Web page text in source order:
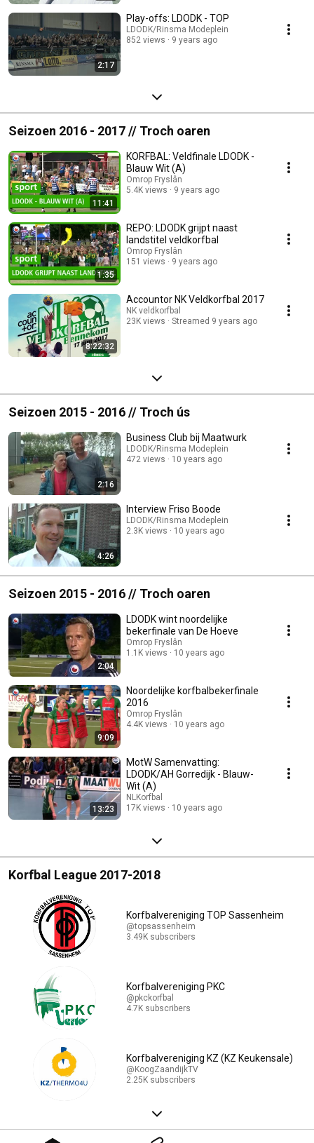
2:17
Play-offs: LDODK - TOP
LDODK/Rinsma Modeplein
852 views
9 years ago
Seizoen 2016 - 2017 // Troch oaren
11:41
KORFBAL: Veldfinale LDODK -
Blauw Wit (A)
Omrop Fryslân
5.4K views
9 years ago
1:35
REPO: LDODK grijpt naast
landstitel veldkorfbal
Omrop Fryslân
151 views
9 years ago
8:22:32
Accountor NK Veldkorfbal 2017
NK veldkorfbal
23K views
Streamed 9 years ago
Seizoen 2015 - 2016 // Troch ús
2:16
Business Club bij Maatwurk
LDODK/Rinsma Modeplein
472 views
10 years ago
4:26
Interview Friso Boode
LDODK/Rinsma Modeplein
2.3K views
10 years ago
Seizoen 2015 - 2016 // Troch oaren
2:04
LDODK wint noordelijke
bekerfinale van De Hoeve
Omrop Fryslân
1.1K views
10 years ago
9:09
Noordelijke korfbalbekerfinale
2016
Omrop Fryslân
4.4K views
10 years ago
13:23
MotW Samenvatting:
LDODK/AH Gorredijk - Blauw-
Wit (A)
NLKorfbal
17K views
10 years ago
Korfbal League 2017-2018
Korfbalvereniging TOP Sassenheim
@topsassenheim
3.49K subscribers
Korfbalvereniging PKC
@pkckorfbal
4.7K subscribers
Korfbalvereniging KZ (KZ Keukensale)
@KoogZaandijkTV
2.25K subscribers